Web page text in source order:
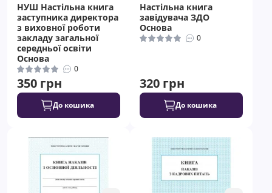
НУШ Настільна книга
заступника директора
з виховної роботи
закладу загальної
середньої освіти
Основа
0
350 грн
До кошика
Настільна книга
завідувача ЗДО
Основа
0
320 грн
До кошика